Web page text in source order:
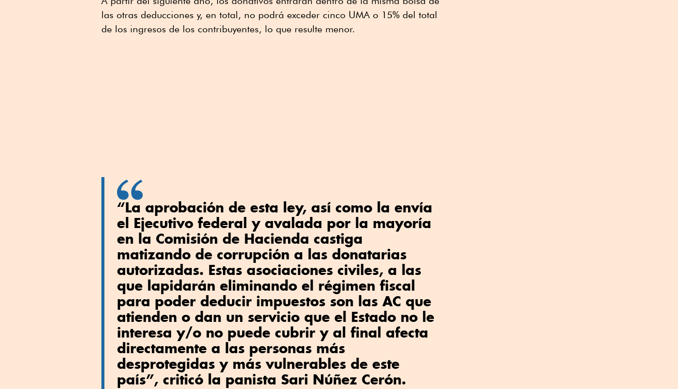
las otras deducciones y, en total, no podrá exceder cinco UMA o 15% del total
de los ingresos de los contribuyentes, lo que resulte menor.
“La aprobación de esta ley, así como la envía
el Ejecutivo federal y avalada por la mayoría
en la Comisión de Hacienda castiga
matizando de corrupción a las donatarias
autorizadas. Estas asociaciones civiles, a las
que lapidarán eliminando el régimen fiscal
para poder deducir impuestos son las AC que
atienden o dan un servicio que el Estado no le
interesa y/o no puede cubrir y al final afecta
directamente a las personas más
desprotegidas y más vulnerables de este
país”, criticó la panista Sari Núñez Cerón.